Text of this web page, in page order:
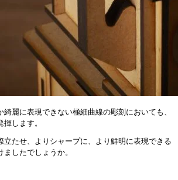
麗に表現できない極細曲線の彫刻においても、
します。
立たせ、よりシャープに、より鮮明に表現できる
したでしょうか。